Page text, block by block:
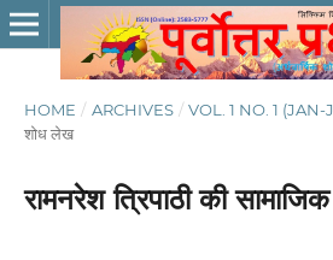
HOME / ARCHIVES / VOL. 1 NO. 1 (JAN-
शोध लेख
रामनरेश त्रिपाठी की सामाजिक